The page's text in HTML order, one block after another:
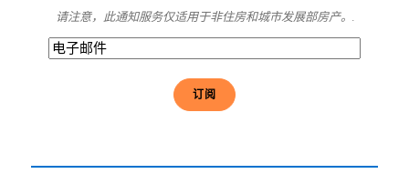
请注意，此通知服务仅适用于非住房和城市发展部房产。.
电
子